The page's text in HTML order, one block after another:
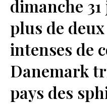
dimanche
plus de
intenses de
Danemark
pays des